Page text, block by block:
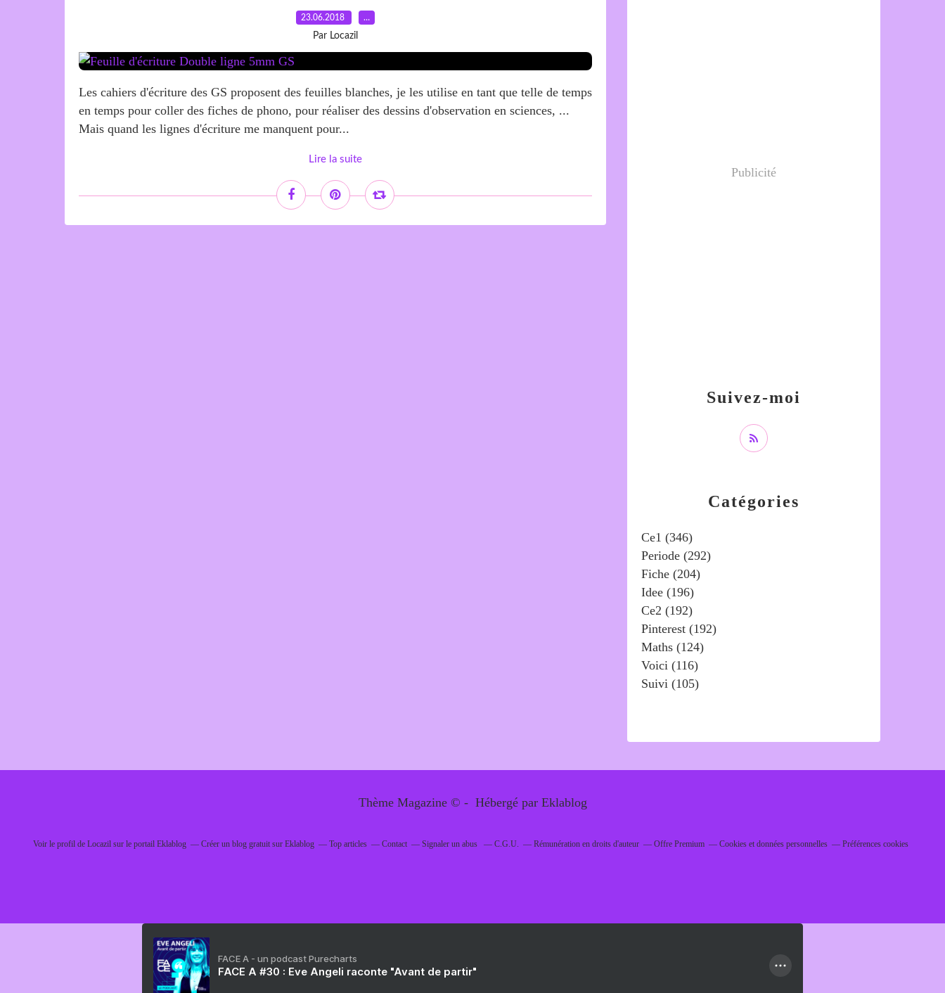
23.06.2018 …
Par Locazil
Les cahiers d'écriture des GS proposent des feuilles blanches, je les utilise en tant que telle de temps
en temps pour coller des fiches de phono, pour réaliser des dessins d'observation en sciences, ...
Mais quand les lignes d'écriture me manquent pour...
Lire la suite
Catégories
Ce1 (346)
Periode (292)
Fiche (204)
Idee (196)
Ce2 (192)
Pinterest (192)
Maths (124)
Voici (116)
Suivi (105)
Suivez-moi
Publicité
Thème Magazine © - Hébergé par Eklablog
Voir le profil de Locazilsur le portail Eklablog Créer un blog gratuit sur Eklablog Top articles Contact Signaler un abus C.G.U. Rémunération en droits d'auteur Offre Premium Cookies et données personnelles Préférences cookies
FACE A - un podcast Purecharts
FACE A #30 : Eve Angeli raconte "Avant de partir"